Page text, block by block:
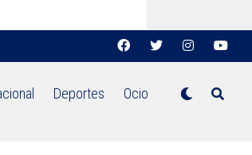
Deportes Ocio